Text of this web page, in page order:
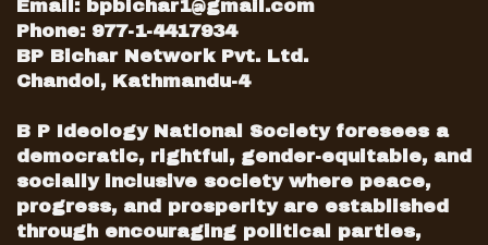
Email: bpbichar1@gmail.com
Phone: 977-1-4417934
BP Bichar Network Pvt. Ltd.
Chandol, Kathmandu-4
B P Ideology National Society foresees a
democratic, rightful, gender-equitable, and
socially inclusive society where peace,
progress, and prosperity are established
through encouraging political parties,